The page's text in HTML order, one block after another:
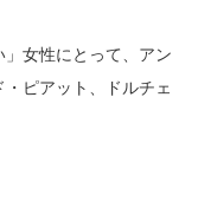
」女性にとって、アン
ピアット、ドルチェ